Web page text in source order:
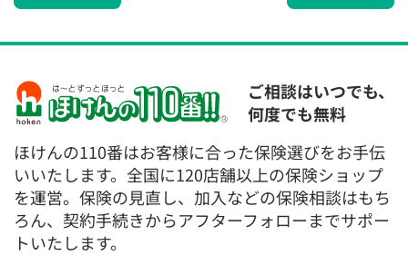
ご相談はいつでも、
何度でも無料
ほけんの110番はお客様に合った保険選びをお手伝
いいたします。全国に120店舗以上の保険ショップ
を運営。保険の見直し、加入などの保険相談はもち
ろん、契約手続きからアフターフォローまでサポー
トいたします。